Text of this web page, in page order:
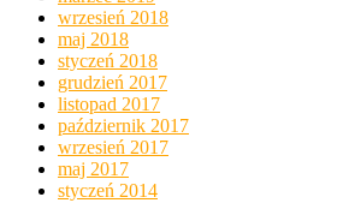
wrzesień 2018
maj 2018
styczeń 2018
grudzień 2017
listopad 2017
październik 2017
wrzesień 2017
maj 2017
styczeń 2014